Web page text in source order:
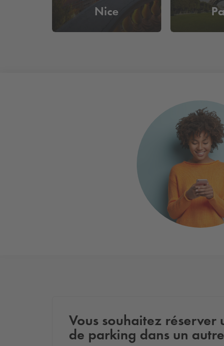
Nice
Vous souhaitez réserver
de parking dans un